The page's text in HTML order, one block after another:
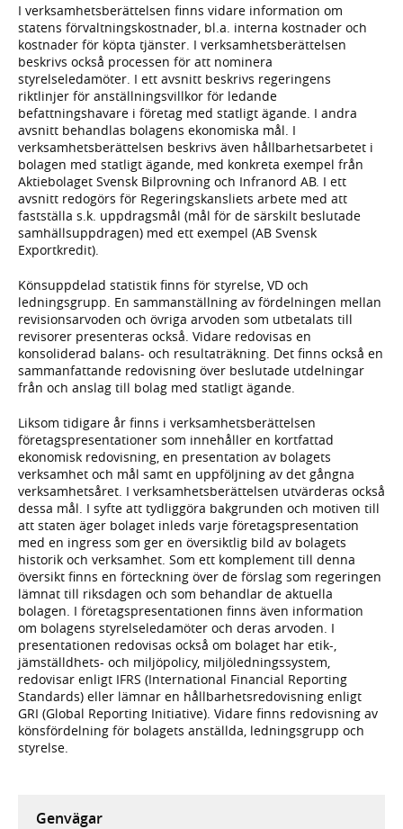
I verksamhetsberättelsen finns vidare information om
statens förvaltningskostnader, bl.a. interna kostnader och
kostnader för köpta tjänster. I verksamhetsberättelsen
beskrivs också processen för att nominera
styrelseledamöter. I ett avsnitt beskrivs regeringens
riktlinjer för anställningsvillkor för ledande
befattningshavare i företag med statligt ägande. I andra
avsnitt behandlas bolagens ekonomiska mål. I
verksamhetsberättelsen beskrivs även hållbarhetsarbetet i
bolagen med statligt ägande, med konkreta exempel från
Aktiebolaget Svensk Bilprovning och Infranord AB. I ett
avsnitt redogörs för Regeringskansliets arbete med att
fastställa s.k. uppdragsmål (mål för de särskilt beslutade
samhällsuppdragen) med ett exempel (AB Svensk
Exportkredit).
Könsuppdelad statistik finns för styrelse, VD och
ledningsgrupp. En sammanställning av fördelningen mellan
revisionsarvoden och övriga arvoden som utbetalats till
revisorer presenteras också. Vidare redovisas en
konsoliderad balans- och resultaträkning. Det finns också en
sammanfattande redovisning över beslutade utdelningar
från och anslag till bolag med statligt ägande.
Liksom tidigare år finns i verksamhetsberättelsen
företagspresentationer som innehåller en kortfattad
ekonomisk redovisning, en presentation av bolagets
verksamhet och mål samt en uppföljning av det gångna
verksamhetsåret. I verksamhetsberättelsen utvärderas också
dessa mål. I syfte att tydliggöra bakgrunden och motiven till
att staten äger bolaget inleds varje företagspresentation
med en ingress som ger en översiktlig bild av bolagets
historik och verksamhet. Som ett komplement till denna
översikt finns en förteckning över de förslag som regeringen
lämnat till riksdagen och som behandlar de aktuella
bolagen. I företagspresentationen finns även information
om bolagens styrelseledamöter och deras arvoden. I
presentationen redovisas också om bolaget har etik-,
jämställdhets- och miljöpolicy, miljöledningssystem,
redovisar enligt IFRS (International Financial Reporting
Standards) eller lämnar en hållbarhetsredovisning enligt
GRI (Global Reporting Initiative). Vidare finns redovisning av
könsfördelning för bolagets anställda, ledningsgrupp och
styrelse.
Genvägar